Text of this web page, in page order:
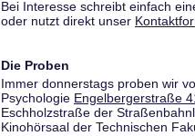
Bei Interesse schreibt einfach
oder nutzt direkt unser
Die Proben
Immer donnerstags proben wir
Psychologie Engelbergerstraße
Eschholzstraße der
Kinohörsaal der Technischen